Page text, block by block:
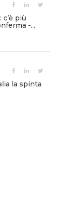
più
-...
la spinta